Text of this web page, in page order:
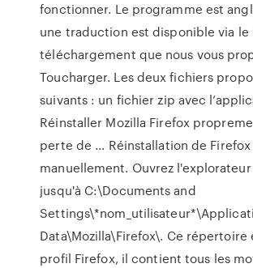
fonctionner. Le programme est
une traduction est disponible via le
téléchargement que nous vous
Toucharger. Les deux fichiers
suivants : un fichier zip avec
Réinstaller Mozilla Firefox
perte de ... Réinstallation de Firefox
manuellement. Ouvrez
jusqu'à C:\Documents and
Data\Mozilla\Firefox\. Ce répertoire
profil Firefox, il contient tous les